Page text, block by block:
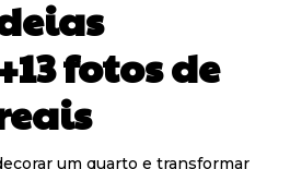
fotos de
um quarto e transformar